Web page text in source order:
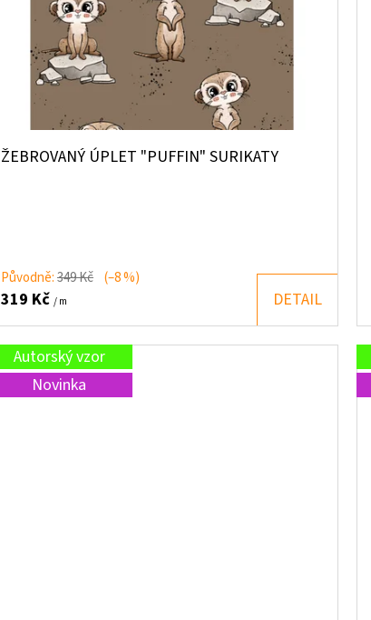
ŽEBROVANÝ ÚPLET "PUFFIN" SURIKATY
Původně:349 Kč (–8 %)
319 Kč / m DETAIL
Autorský vzor
Novinka